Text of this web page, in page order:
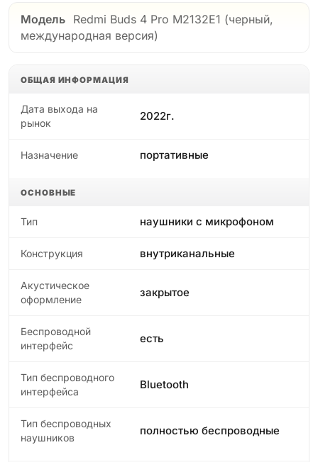
Модель Redmi Buds 4 Pro M2132E1 (черный,
международная версия)
ОБЩАЯ ИНФОРМАЦИЯ
Дата выхода на
рынок
2022г.
Назначение портативные
ОСНОВНЫЕ
Тип наушники с микрофоном
Конструкция внутриканальные
Акустическое
оформление
закрытое
Беспроводной
интерфейс
есть
Тип беспроводного
интерфейса
Bluetooth
Тип беспроводных
наушников
полностью беспроводные